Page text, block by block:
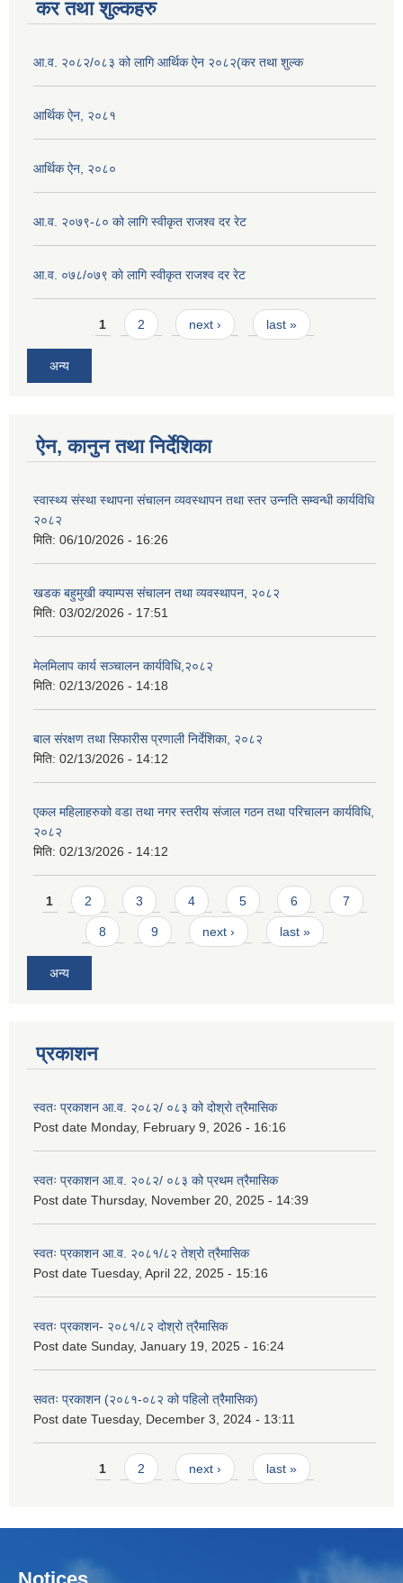
कर तथा शुल्कहरु
आ.व. २०८२/०८३ को लागि आर्थिक ऐन २०८२(कर तथा शुल्क
आर्थिक ऐन, २०८१
आर्थिक ऐन, २०८०
आ.व. २०७९-८० को लागि स्वीकृत राजश्व दर रेट
आ.व. ०७८/०७९ काे लागि स्वीकृत राजश्व दर रेट
Pages1 2 next › last »
अन्य
ऐन, कानुन तथा निर्देशिका
स्वास्थ्य संस्था स्थापना संचालन व्यवस्थापन तथा स्तर उन्नति सम्वन्धी कार्यविधि
२०८२
मिति: 06/10/2026 - 16:26
खडक बहुमुखी क्याम्पस संचालन तथा व्यवस्थापन, २०८२
मिति: 03/02/2026 - 17:51
मेलमिलाप कार्य सञ्चालन कार्यविधि,२०८२
मिति: 02/13/2026 - 14:18
बाल संरक्षण तथा सिफारीस प्रणाली निर्देशिका, २०८२
मिति: 02/13/2026 - 14:12
एकल महिलाहरुको वडा तथा नगर स्तरीय संजाल गठन तथा परिचालन कार्यविधि,
२०८२
मिति: 02/13/2026 - 14:12
Pages
1 2 3 4 5 6 7
8 9 next › last »
अन्य
प्रकाशन
स्वतः प्रकाशन आ.व. २०८२/ ०८३ को दोश्रो त्रैमासिक
Post date Monday, February 9, 2026 - 16:16
स्वतः प्रकाशन आ.व. २०८२/ ०८३ को प्रथम त्रैमासिक
Post date Thursday, November 20, 2025 - 14:39
स्वतः प्रकाशन आ.व. २०८१/८२ तेश्रो त्रैमासिक
Post date Tuesday, April 22, 2025 - 15:16
स्वतः प्रकाशन- २०८१/८२ दोश्रो त्रैमासिक
Post date Sunday, January 19, 2025 - 16:24
सवतः प्रकाशन (२०८१-०८२ को पहिलो त्रैमासिक)
Post date Tuesday, December 3, 2024 - 13:11
Pages1 2 next › last »